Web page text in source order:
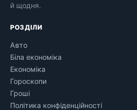
й щодня.
РОЗДІЛИ
Авто
Біла економіка
Економіка
Гороскопи
Гроші
Політика конфіденційності